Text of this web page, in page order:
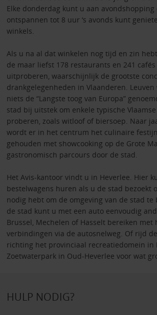
Elke donderdag kunt u aan avondshopping
ontspannen tot 8 uur ‘s avonds kunt
winkels.
Als u na al dat winkelen nog tijd en zin
de maar liefst 178 restaurants en 241
uitproberen, waarschijnlijk de grootste
drankgelegenheden in Vlaanderen.
niets de “Langste toog van Europa”
stad bij uitstek om enkele typische
proberen, zoals witloof of biersoep. Naar
wordt er in het centrum het culinaire
gehouden met showcooking op de Grote
gastronomisch parcours door de stad.
Het Avis-kantoor vindt u in Heverlee. Hier
bestelwagens huren als u de stad bezoekt
nodig hebt om de omgeving van de stad te
de stad kunt u met een auto eenvoudig
Brussel, Mechelen of Hasselt bereiken met
verbindingen via de autosnelweg. Of rijd
richting het provinciaal recreatiedomein in
Zoetwaterpark in Oud-Heverlee voor wat
HULP NODIG?